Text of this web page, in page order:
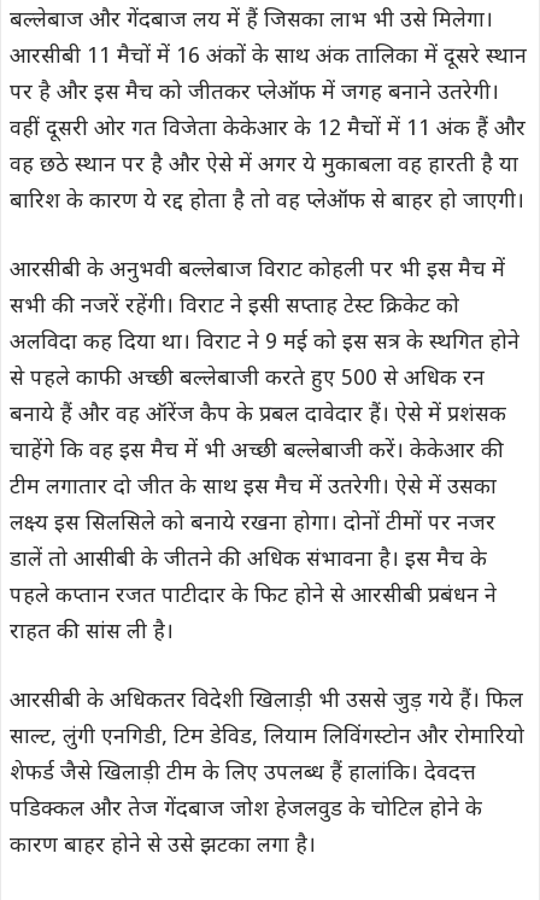
बल्लेबाज और गेंदबाज लय में हैं जिसका लाभ भी उसे मिलेगा।
आरसीबी 11 मैचों में 16 अंकों के साथ अंक तालिका में दूसरे स्थान
पर है और इस मैच को जीतकर प्लेऑफ में जगह बनाने उतरेगी।
वहीं दूसरी ओर गत विजेता केकेआर के 12 मैचों में 11 अंक हैं और
वह छठे स्थान पर है और ऐसे में अगर ये मुकाबला वह हारती है या
बारिश के कारण ये रद्द होता है तो वह प्लेऑफ से बाहर हो जाएगी।
आरसीबी के अनुभवी बल्लेबाज विराट कोहली पर भी इस मैच में
सभी की नजरें रहेंगी। विराट ने इसी सप्ताह टेस्ट क्रिकेट को
अलविदा कह दिया था। विराट ने 9 मई को इस सत्र के स्थगित होने
से पहले काफी अच्छी बल्लेबाजी करते हुए 500 से अधिक रन
बनाये हैं और वह ऑरेंज कैप के प्रबल दावेदार हैं। ऐसे में प्रशंसक
चाहेंगे कि वह इस मैच में भी अच्छी बल्लेबाजी करें। केकेआर की
टीम लगातार दो जीत के साथ इस मैच में उतरेगी। ऐसे में उसका
लक्ष्य इस सिलसिले को बनाये रखना होगा। दोनों टीमों पर नजर
डालें तो आसीबी के जीतने की अधिक संभावना है। इस मैच के
पहले कप्तान रजत पाटीदार के फिट होने से आरसीबी प्रबंधन ने
राहत की सांस ली है।
आरसीबी के अधिकतर विदेशी खिलाड़ी भी उससे जुड़ गये हैं। फिल
साल्ट, लुंगी एनगिडी, टिम डेविड, लियाम लिविंगस्टोन और रोमारियो
शेफर्ड जैसे खिलाड़ी टीम के लिए उपलब्ध हैं हालांकि। देवदत्त
पडिक्कल और तेज गेंदबाज जोश हेजलवुड के चोटिल होने के
कारण बाहर होने से उसे झटका लगा है।